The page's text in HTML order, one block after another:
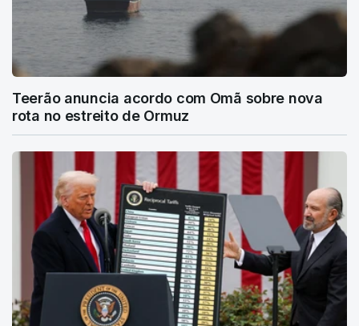
Teerão anuncia acordo com Omã sobre nova
rota no estreito de Ormuz